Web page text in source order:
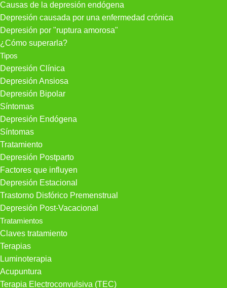
Causas de la depresión endógena
Depresión causada por una enfermedad crónica
Depresión por "ruptura amorosa"
¿Cómo superarla?
Tipos
Depresión Clínica
Depresión Ansiosa
Depresión Bipolar
Síntomas
Depresión Endógena
Síntomas
Tratamiento
Depresión Postparto
Factores que influyen
Depresión Estacional
Trastorno Disfórico Premenstrual
Depresión Post-Vacacional
Tratamientos
Claves tratamiento
Terapias
Luminoterapia
Acupuntura
Terapia Electroconvulsiva (TEC)